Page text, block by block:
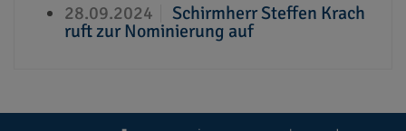
28.09.2024
Schirmherr Steffen Krach
ruft zur Nominierung auf